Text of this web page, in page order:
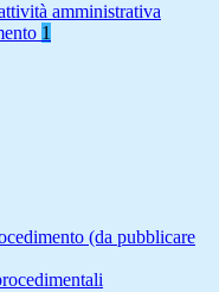
amministrativa
1
(da pubblicare